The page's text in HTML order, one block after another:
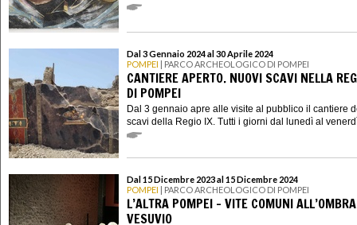
Dal 3 Gennaio 2024 al 30 Aprile 2024
POMPEI | PARCO ARCHEOLOGICO DI POMPEI
CANTIERE APERTO. NUOVI SCAVI NELLA
DI POMPEI
Dal 3 gennaio apre alle visite al pubblico il cantiere
scavi della Regio IX. Tutti i giorni dal lunedì al
Dal 15 Dicembre 2023 al 15 Dicembre 2024
POMPEI | PARCO ARCHEOLOGICO DI POMPEI
L’ALTRA POMPEI – VITE COMUNI
VESUVIO